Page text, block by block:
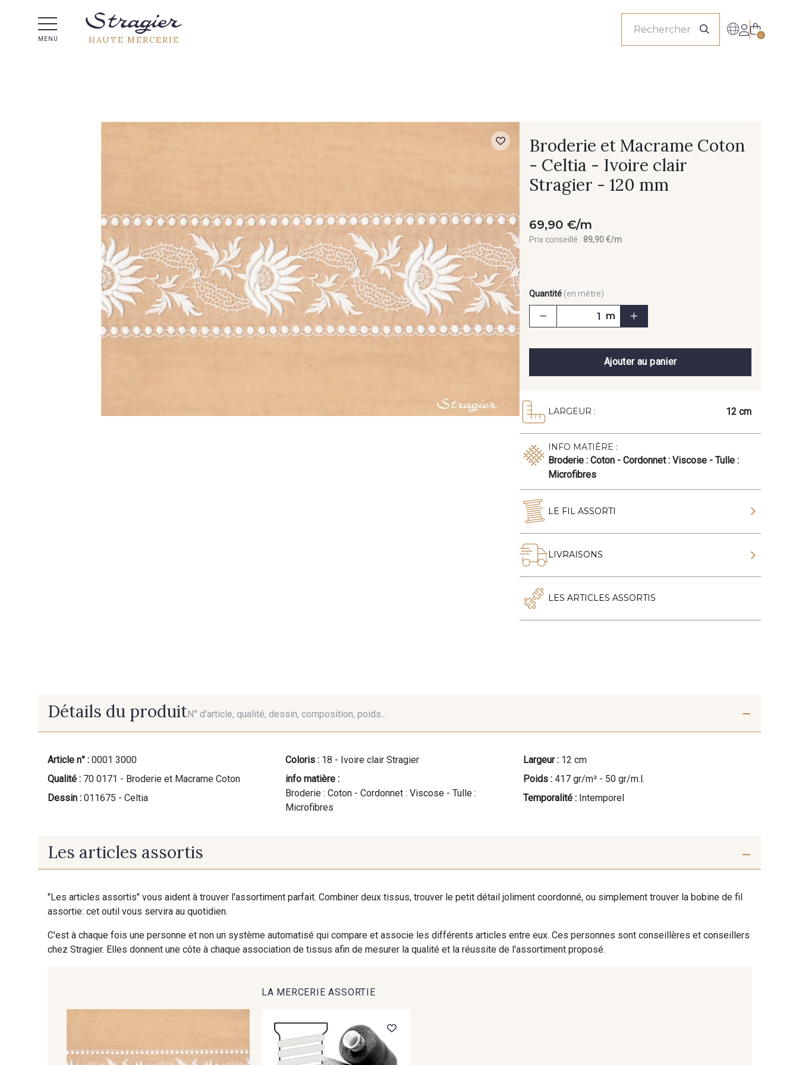
MENU HAUTE MERCERIE 0
Broderie et Macrame Coton
- Celtia - Ivoire clair
Stragier - 120 mm
69,90 €/m
Prix conseillé : 89,90 €/m
Quantité (en mètre)
m
Ajouter au panier
LARGEUR : 12 cm
INFO MATIÈRE :
Broderie : Coton - Cordonnet : Viscose - Tulle :
Microfibres
LE FIL ASSORTI
LIVRAISONS
LES ARTICLES ASSORTIS
Détails du produitN° d'article, qualité, dessin, composition, poids...
Article n° : 0001 3000
Qualité : 70 0171 - Broderie et Macrame Coton
Dessin : 011675 - Celtia
Coloris : 18 - Ivoire clair Stragier
info matière :
Broderie : Coton - Cordonnet : Viscose - Tulle :
Microfibres
Largeur : 12 cm
Poids : 417 gr/m² - 50 gr/m.l.
Temporalité : Intemporel
Les articles assortis
"Les articles assortis" vous aident à trouver l'assortiment parfait. Combiner deux tissus, trouver le petit détail joliment coordonné, ou simplement trouver la bobine de fil
assortie: cet outil vous servira au quotidien.
C'est à chaque fois une personne et non un système automatisé qui compare et associe les différents articles entre eux. Ces personnes sont conseillères et conseillers
chez Stragier. Elles donnent une côte à chaque association de tissus afin de mesurer la qualité et la réussite de l'assortiment proposé.
LA MERCERIE ASSORTIE